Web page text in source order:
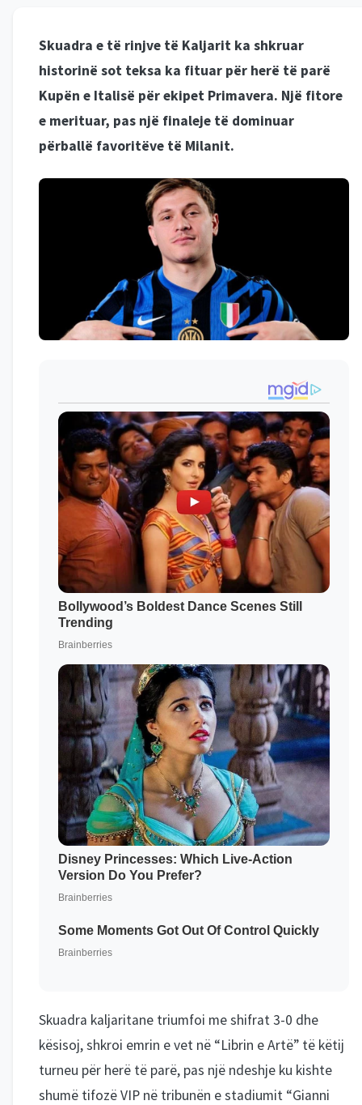
Skuadra e të rinjve të Kaljarit ka shkruar
historinë sot teksa ka fituar për herë të parë
Kupën e Italisë për ekipet Primavera. Një fitore
e merituar, pas një finaleje të dominuar
përballë favoritëve të Milanit.
Skuadra kaljaritane triumfoi me shifrat 3-0 dhe
kësisoj, shkroi emrin e vet në “Librin e Artë” të këtij
turneu për herë të parë, pas një ndeshje ku kishte
shumë tifozë VIP në tribunën e stadiumit “Gianni